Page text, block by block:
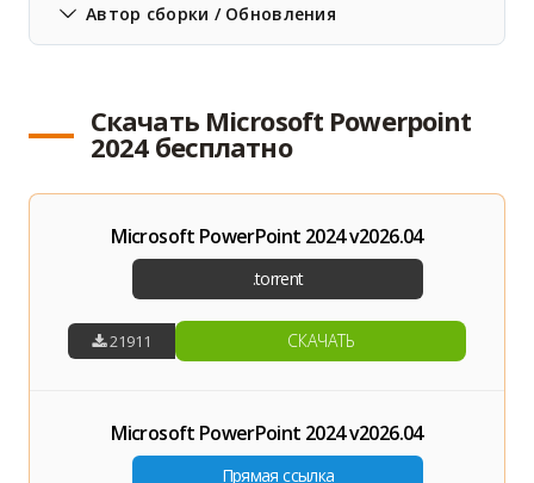
Автор сборки / Обновления
Скачать Microsoft Powerpoint
2024 бесплатно
Microsoft PowerPoint 2024 v2026.04
21911 СКАЧАТЬ
Microsoft PowerPoint 2024 v2026.04